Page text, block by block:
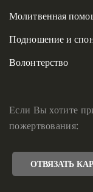
Молитвенная
Подношение и
Волонтерство
Если Вы хотите
пожертвования:
ОТВЯЗАТЬ